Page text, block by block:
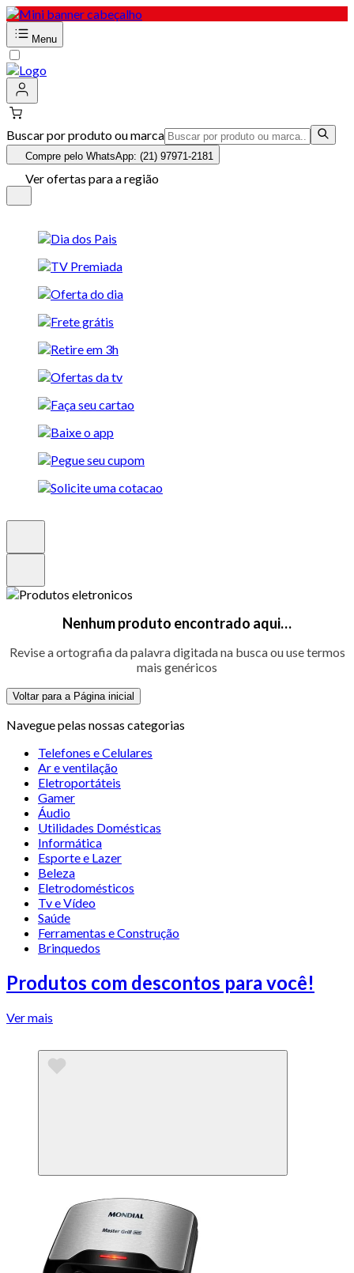
Menu
Buscar por produto ou marca
Compre pelo WhatsApp: (21) 97971-2181
Ver ofertas para a região
Nenhum produto encontrado aqui…
Revise a ortografia da palavra digitada na busca ou use termos
mais genéricos
Voltar para a Página inicial
Navegue pelas nossas categorias
Telefones e Celulares
Ar e ventilação
Eletroportáteis
Gamer
Áudio
Utilidades Domésticas
Informática
Esporte e Lazer
Beleza
Eletrodomésticos
Tv e Vídeo
Saúde
Ferramentas e Construção
Brinquedos
Produtos com descontos para você!
Ver mais